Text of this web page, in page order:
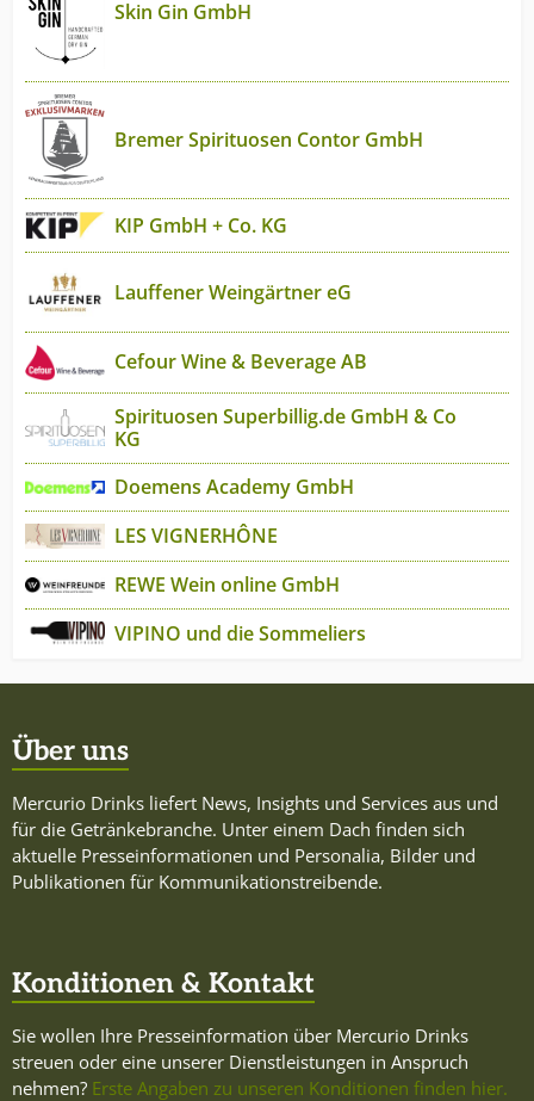
Skin Gin GmbH
Bremer Spirituosen Contor GmbH
KIP GmbH + Co. KG
Lauffener Weingärtner eG
Cefour Wine & Beverage AB
Spirituosen Superbillig.de GmbH & Co
KG
Doemens Academy GmbH
LES VIGNERHÔNE
REWE Wein online GmbH
VIPINO und die Sommeliers
Über uns
Mercurio Drinks liefert News, Insights und Services aus und
für die Getränkebranche. Unter einem Dach finden sich
aktuelle Presseinformationen und Personalia, Bilder und
Publikationen für Kommunikationstreibende.
Konditionen & Kontakt
Sie wollen Ihre Presseinformation über Mercurio Drinks
streuen oder eine unserer Dienstleistungen in Anspruch
nehmen? Erste Angaben zu unseren Konditionen finden hier.